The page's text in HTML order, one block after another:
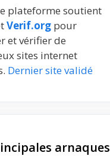
plateforme soutient
Verif.org pour
et vérifier de
sites internet
Dernier site validé
arnaques